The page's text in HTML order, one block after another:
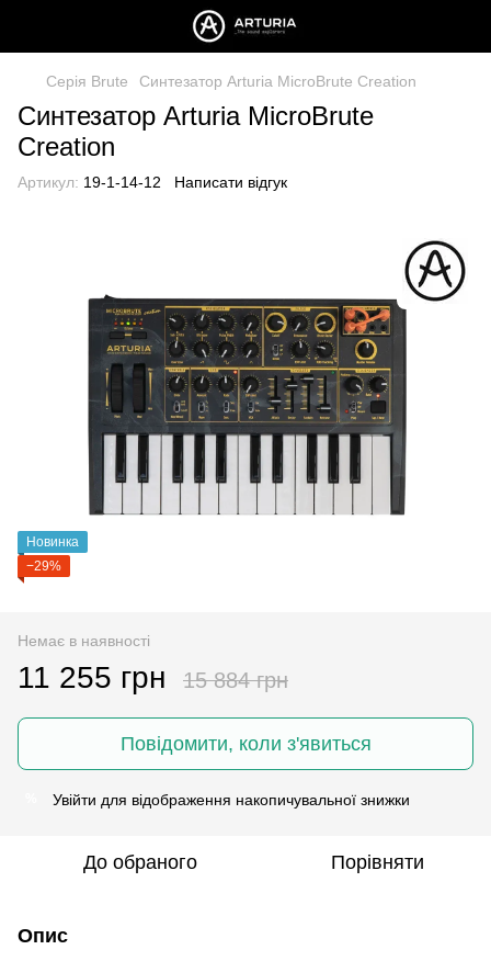
Серія Brute Синтезатор Arturia MicroBrute Creation
Синтезатор Arturia MicroBrute
Creation
Артикул: 19-1-14-12 Написати відгук
Новинка
−29%
Немає в наявності
11 255 грн 15 884 грн
Повідомити, коли з'явиться
Увійти для відображення накопичувальної знижки
До обраного Порівняти
Опис